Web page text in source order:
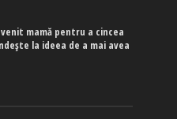
mamă pentru a cincea
la ideea de a mai avea